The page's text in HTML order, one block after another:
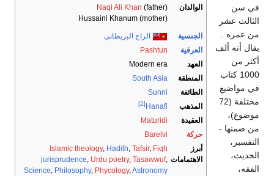
الوالدان Naqi Ali Khan (father)
Hussaini Khanum (mother)
الجنسية
الراج البريطاني
العرقية
Pashtun
العهد
Modern era
المنطقة
South Asia
الطائفة
Sunni
المذهب
Hanafi
[2]
العقيدة
Maturidi
حركة
Barelvi
أبرز
الاهتمامات
Islamic theology, Hadith, Tafsir, Fiqh
jurisprudence, Urdu poetry, Tasawwuf,
Science, Philosophy, Phycology,Astronomy
في سن
الثالث عشر
من عمره ۔
يقال أنه ألف
أكثر من
1000 كتاب
في مواضيع
مختلفة (72
موضوع)،
من ضمنها -
التفسير،
الحديث،
الفقه،